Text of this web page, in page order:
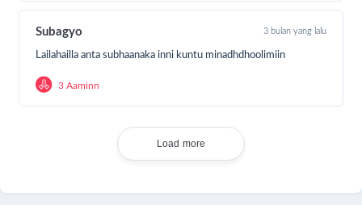
Subagyo 3 bulan yang lalu
Lailahailla anta subhaanaka inni kuntu minadhdhoolimiin
3 Aaminn
Load more